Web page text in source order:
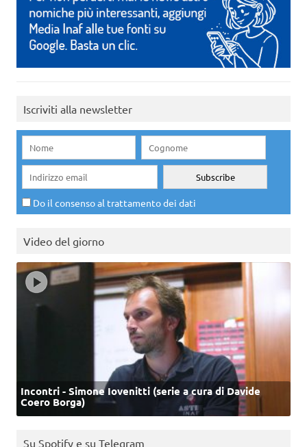
Iscriviti alla newsletter
Do il consenso al trattamento dei dati
Video del giorno
Incontri - Simone Iovenitti (serie a cura di Davide
Coero Borga)
Su Spotify e su Telegram